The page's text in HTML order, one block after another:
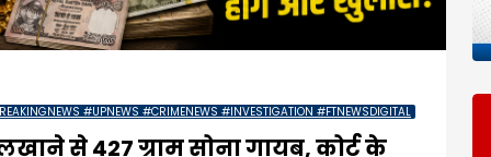
#UPNEWS #CRIMENEWS #INVESTIGATION #FTNEWSDIGITAL
से 427 ग्राम सोना गायब, कोर्ट के